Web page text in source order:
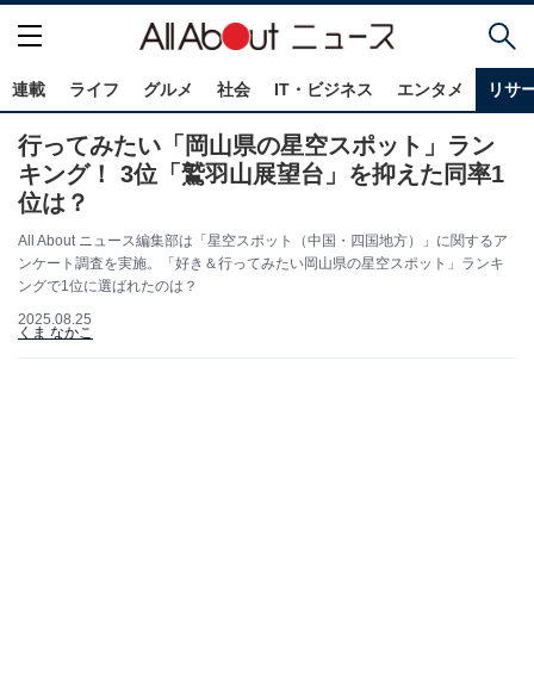
連載 ライフ グルメ 社会 IT・ビジネス エンタメ リサ
行ってみたい「岡山県の星空スポット」ラン
キング！ 3位「鷲羽山展望台」を抑えた同率1
位は？
All About ニュース編集部は「星空スポット（中国・四国地方）」に関するア
ンケート調査を実施。「好き＆行ってみたい岡山県の星空スポット」ランキ
ングで1位に選ばれたのは？
2025.08.25
くま なかこ